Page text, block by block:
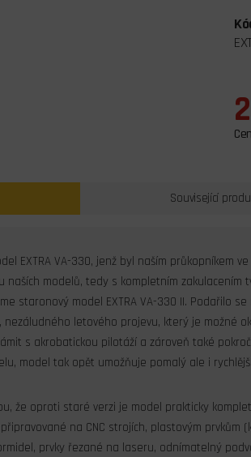
Související
EXTRA VA-330, jenž byl naším průkopníkem
naších modelů, tedy s kompletním
staronový model EXTRA VA-330 II. Podařilo
letového projevu, který je možné
s akrobatickou pilotáží a zároveň také
model tak opět umožňuje pomalý ale i
že oproti staré verzi je model prakticky
na CNC strojích, plastovým
prvky řezané na laseru, odnímatelný